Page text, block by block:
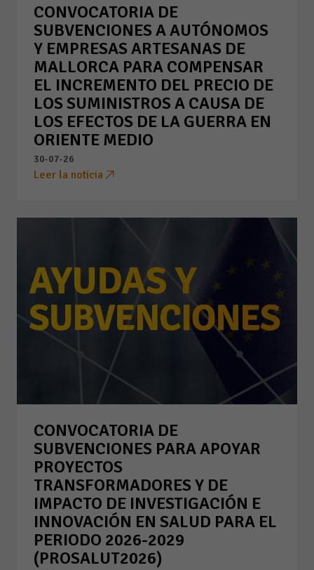
CONVOCATORIA DE
SUBVENCIONES A AUTÓNOMOS
Y EMPRESAS ARTESANAS DE
MALLORCA PARA COMPENSAR
EL INCREMENTO DEL PRECIO DE
LOS SUMINISTROS A CAUSA DE
LOS EFECTOS DE LA GUERRA EN
ORIENTE MEDIO
30-07-26
Leer la noticia
CONVOCATORIA DE
SUBVENCIONES PARA APOYAR
PROYECTOS
TRANSFORMADORES Y DE
IMPACTO DE INVESTIGACIÓN E
INNOVACIÓN EN SALUD PARA EL
PERIODO 2026-2029
(PROSALUT2026)